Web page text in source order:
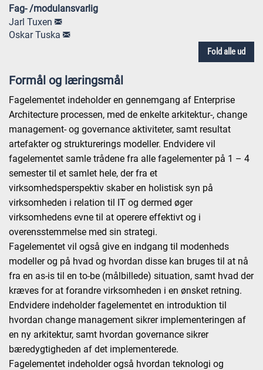
Fag- /modulansvarlig
Jarl Tuxen
Oskar Tuska
Fold alle ud
Formål og læringsmål
Fagelementet indeholder en gennemgang af Enterprise
Architecture processen, med de enkelte arkitektur-, change
management- og governance aktiviteter, samt resultat
artefakter og strukturerings modeller. Endvidere vil
fagelementet samle trådene fra alle fagelementer på 1 – 4
semester til et samlet hele, der fra et
virksomhedsperspektiv skaber en holistisk syn på
virksomheden i relation til IT og dermed øger
virksomhedens evne til at operere effektivt og i
overensstemmelse med sin strategi.
Fagelementet vil også give en indgang til modenheds
modeller og på hvad og hvordan disse kan bruges til at nå
fra en as-is til en to-be (målbillede) situation, samt hvad der
kræves for at forandre virksomheden i en ønsket retning.
Endvidere indeholder fagelementet en introduktion til
hvordan change management sikrer implementeringen af
en ny arkitektur, samt hvordan governance sikrer
bæredygtigheden af det implementerede.
Fagelementet indeholder også hvordan teknologi og